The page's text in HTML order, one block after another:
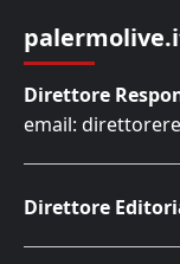
Direttore
email:
Direttore